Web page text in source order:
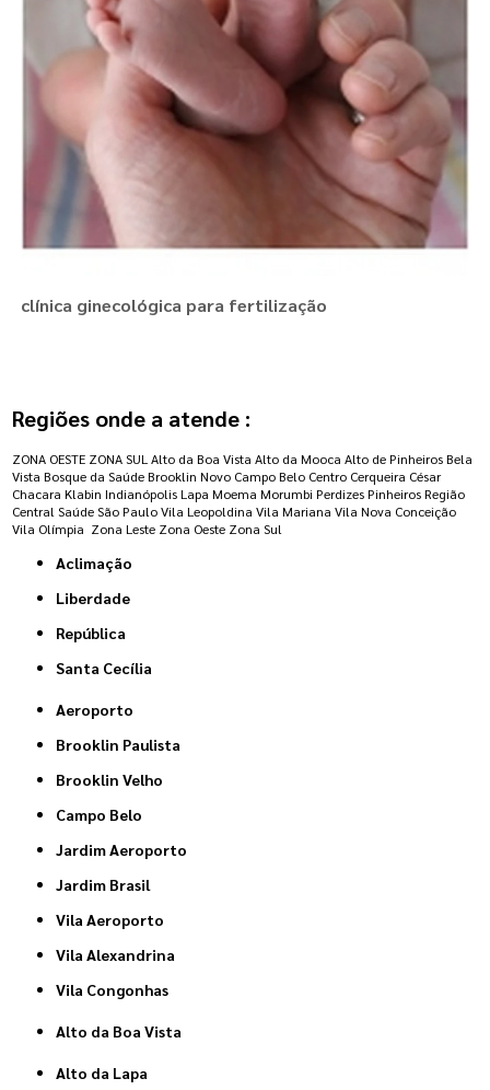
clínica ginecológica para fertilização
Regiões onde a atende :
ZONA OESTE ZONA SUL Alto da Boa Vista Alto da Mooca Alto de Pinheiros Bela
Vista Bosque da Saúde Brooklin Novo Campo Belo Centro Cerqueira César
Chacara Klabin Indianópolis Lapa Moema Morumbi Perdizes Pinheiros Região
Central Saúde São Paulo Vila Leopoldina Vila Mariana Vila Nova Conceição
Vila Olímpia Zona Leste Zona Oeste Zona Sul
Aclimação
Liberdade
República
Santa Cecília
Aeroporto
Brooklin Paulista
Brooklin Velho
Campo Belo
Jardim Aeroporto
Jardim Brasil
Vila Aeroporto
Vila Alexandrina
Vila Congonhas
Alto da Boa Vista
Alto da Lapa